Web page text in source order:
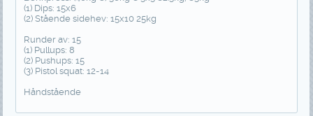
(1) Dips: 15x6
(2) Stående sidehev: 15x10 25kg
Runder av: 15
(1) Pullups: 8
(2) Pushups: 15
(3) Pistol squat: 12-14
Håndstående